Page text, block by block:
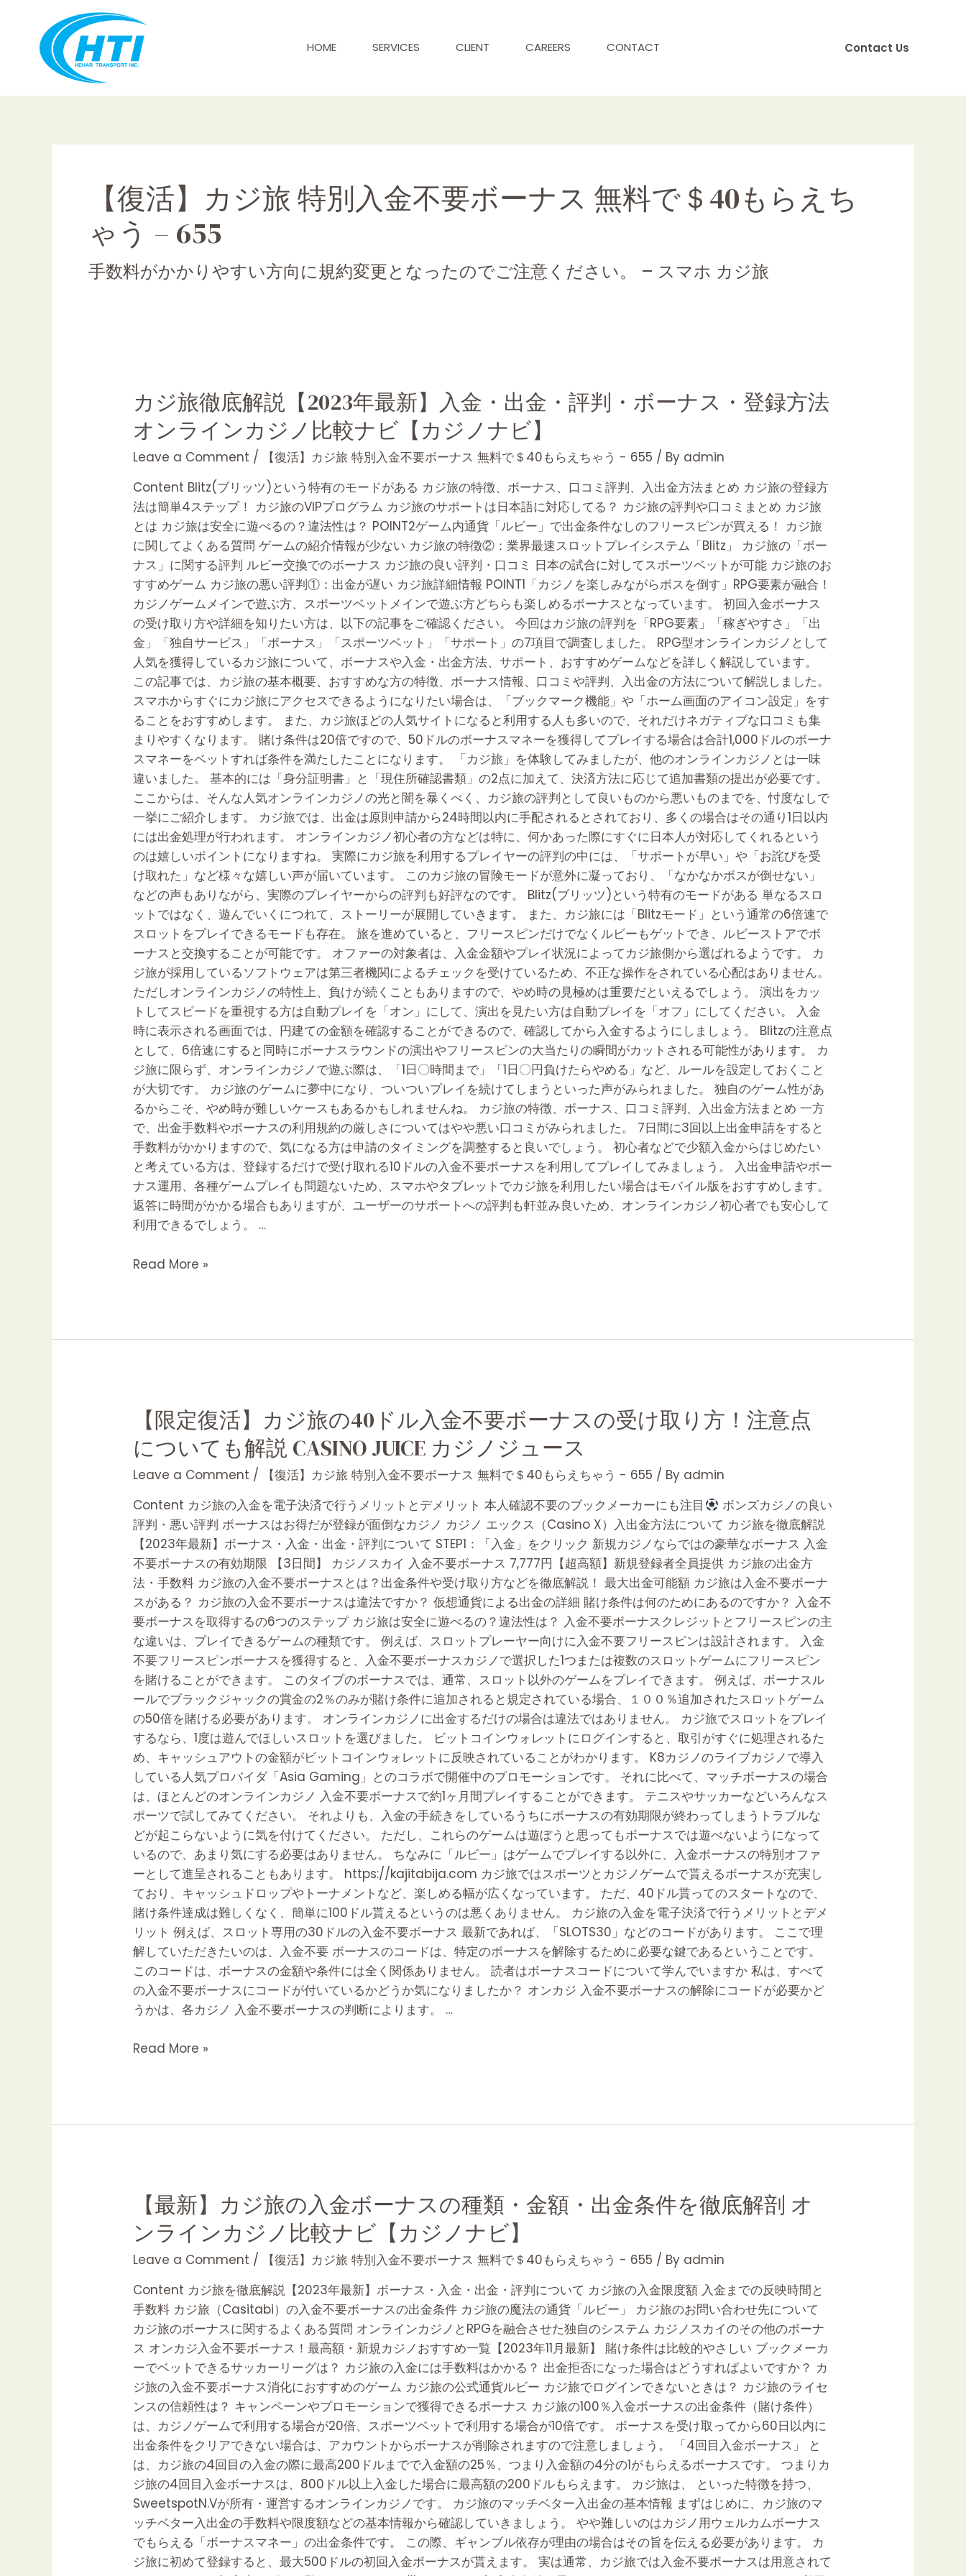
content
HOME SERVICES CLIENT CAREERS CONTACT Contact Us
【復活】カジ旅 特別入金不要ボーナス 無料で＄40もらえち
ゃう – 655
手数料がかかりやすい方向に規約変更となったのでご注意ください。 – スマホ カジ旅
カジ旅徹底解説【2023年最新】入金・出金・評判・ボーナス・登録方法
オンラインカジノ比較ナビ【カジノナビ】
Leave a Comment / 【復活】カジ旅 特別入金不要ボーナス 無料で＄40もらえちゃう - 655 / By admin
Content Blitz(ブリッツ)という特有のモードがある カジ旅の特徴、ボーナス、口コミ評判、入出金方法まとめ カジ旅の登録方
法は簡単4ステップ！ カジ旅のVIPプログラム カジ旅のサポートは日本語に対応してる？ カジ旅の評判や口コミまとめ カジ旅
とは カジ旅は安全に遊べるの？違法性は？ POINT2ゲーム内通貨「ルビー」で出金条件なしのフリースピンが買える！ カジ旅
に関してよくある質問 ゲームの紹介情報が少ない カジ旅の特徴②：業界最速スロットプレイシステム「Blitz」 カジ旅の「ボー
ナス」に関する評判 ルビー交換でのボーナス カジ旅の良い評判・口コミ 日本の試合に対してスポーツベットが可能 カジ旅のお
すすめゲーム カジ旅の悪い評判①：出金が遅い カジ旅詳細情報 POINT1「カジノを楽しみながらボスを倒す」RPG要素が融合！
カジノゲームメインで遊ぶ方、スポーツベットメインで遊ぶ方どちらも楽しめるボーナスとなっています。 初回入金ボーナス
の受け取り方や詳細を知りたい方は、以下の記事をご確認ください。 今回はカジ旅の評判を「RPG要素」「稼ぎやすさ」「出
金」「独自サービス」「ボーナス」「スポーツベット」「サポート」の7項目で調査しました。 RPG型オンラインカジノとして
人気を獲得しているカジ旅について、ボーナスや入金・出金方法、サポート、おすすめゲームなどを詳しく解説しています。
この記事では、カジ旅の基本概要、おすすめな方の特徴、ボーナス情報、口コミや評判、入出金の方法について解説しました。
スマホからすぐにカジ旅にアクセスできるようになりたい場合は、「ブックマーク機能」や「ホーム画面のアイコン設定」をす
ることをおすすめします。 また、カジ旅ほどの人気サイトになると利用する人も多いので、それだけネガティブな口コミも集
まりやすくなります。 賭け条件は20倍ですので、50ドルのボーナスマネーを獲得してプレイする場合は合計1,000ドルのボーナ
スマネーをベットすれば条件を満たしたことになります。 「カジ旅」を体験してみましたが、他のオンラインカジノとは一味
違いました。 基本的には「身分証明書」と「現住所確認書類」の2点に加えて、決済方法に応じて追加書類の提出が必要です。
ここからは、そんな人気オンラインカジノの光と闇を暴くべく、カジ旅の評判として良いものから悪いものまでを、忖度なしで
一挙にご紹介します。 カジ旅では、出金は原則申請から24時間以内に手配されるとされており、多くの場合はその通り1日以内
には出金処理が行われます。 オンラインカジノ初心者の方などは特に、何かあった際にすぐに日本人が対応してくれるという
のは嬉しいポイントになりますね。 実際にカジ旅を利用するプレイヤーの評判の中には、「サポートが早い」や「お詫びを受
け取れた」など様々な嬉しい声が届いています。 このカジ旅の冒険モードが意外に凝っており、「なかなかボスが倒せない」
などの声もありながら、実際のプレイヤーからの評判も好評なのです。 Blitz(ブリッツ)という特有のモードがある 単なるスロ
ットではなく、遊んでいくにつれて、ストーリーが展開していきます。 また、カジ旅には「Blitzモード」という通常の6倍速で
スロットをプレイできるモードも存在。 旅を進めていると、フリースピンだけでなくルビーもゲットでき、ルビーストアでボ
ーナスと交換することが可能です。 オファーの対象者は、入金金額やプレイ状況によってカジ旅側から選ばれるようです。 カ
ジ旅が採用しているソフトウェアは第三者機関によるチェックを受けているため、不正な操作をされている心配はありません。
ただしオンラインカジノの特性上、負けが続くこともありますので、やめ時の見極めは重要だといえるでしょう。 演出をカッ
トしてスピードを重視する方は自動プレイを「オン」にして、演出を見たい方は自動プレイを「オフ」にしてください。 入金
時に表示される画面では、円建ての金額を確認することができるので、確認してから入金するようにしましょう。 Blitzの注意点
として、6倍速にすると同時にボーナスラウンドの演出やフリースピンの大当たりの瞬間がカットされる可能性があります。 カ
ジ旅に限らず、オンラインカジノで遊ぶ際は、「1日〇時間まで」「1日〇円負けたらやめる」など、ルールを設定しておくこと
が大切です。 カジ旅のゲームに夢中になり、ついついプレイを続けてしまうといった声がみられました。 独自のゲーム性があ
るからこそ、やめ時が難しいケースもあるかもしれませんね。 カジ旅の特徴、ボーナス、口コミ評判、入出金方法まとめ 一方
で、出金手数料やボーナスの利用規約の厳しさについてはやや悪い口コミがみられました。 7日間に3回以上出金申請をすると
手数料がかかりますので、気になる方は申請のタイミングを調整すると良いでしょう。 初心者などで少額入金からはじめたい
と考えている方は、登録するだけで受け取れる10ドルの入金不要ボーナスを利用してプレイしてみましょう。 入出金申請やボー
ナス運用、各種ゲームプレイも問題ないため、スマホやタブレットでカジ旅を利用したい場合はモバイル版をおすすめします。
返答に時間がかかる場合もありますが、ユーザーのサポートへの評判も軒並み良いため、オンラインカジノ初心者でも安心して
利用できるでしょう。 …
カ
ジ
旅
徹
解
説
【2023
年
最
新】
入
金・
出
金・
評
判・
ボ
ー
ナ
ス・
登
録
方
法
オ
ン
ラ
イ
ン
カ
ジ
ノ
比
較
ナ
ビ
【カ
ジ
ノ
ナ
ビ】
Read More »
【限定復活】カジ旅の40ドル入金不要ボーナスの受け取り方！注意点
についても解説 CASINO JUICE カジノジュース
Leave a Comment / 【復活】カジ旅 特別入金不要ボーナス 無料で＄40もらえちゃう - 655 / By admin
Content カジ旅の入金を電子決済で行うメリットとデメリット 本人確認不要のブックメーカーにも注目
ボンズカジノの良い
評判・悪い評判 ボーナスはお得だが登録が面倒なカジノ カジノ エックス（Casino X）入出金方法について カジ旅を徹底解説
【2023年最新】ボーナス・入金・出金・評判について STEP1：「入金」をクリック 新規カジノならではの豪華なボーナス 入金
不要ボーナスの有効期限 【3日間】 カジノスカイ 入金不要ボーナス 7,777円【超高額】新規登録者全員提供 カジ旅の出金方
法・手数料 カジ旅の入金不要ボーナスとは？出金条件や受け取り方などを徹底解説！ 最大出金可能額 カジ旅は入金不要ボーナ
スがある？ カジ旅の入金不要ボーナスは違法ですか？ 仮想通貨による出金の詳細 賭け条件は何のためにあるのですか？ 入金不
要ボーナスを取得するの6つのステップ カジ旅は安全に遊べるの？違法性は？ 入金不要ボーナスクレジットとフリースピンの主
な違いは、プレイできるゲームの種類です。 例えば、スロットプレーヤー向けに入金不要フリースピンは設計されます。 入金
不要フリースピンボーナスを獲得すると、入金不要ボーナスカジノで選択した1つまたは複数のスロットゲームにフリースピン
を賭けることができます。 このタイプのボーナスでは、通常、スロット以外のゲームをプレイできます。 例えば、ボーナスル
ールでブラックジャックの賞金の2％のみが賭け条件に追加されると規定されている場合、１００％追加されたスロットゲーム
の50倍を賭ける必要があります。 オンラインカジノに出金するだけの場合は違法ではありません。 カジ旅でスロットをプレイ
するなら、1度は遊んでほしいスロットを選びました。 ビットコインウォレットにログインすると、取引がすぐに処理されるた
め、キャッシュアウトの金額がビットコインウォレットに反映されていることがわかります。 K8カジノのライブカジノで導入
している人気プロバイダ「Asia Gaming」とのコラボで開催中のプロモーションです。 それに比べて、マッチボーナスの場合
は、ほとんどのオンラインカジノ 入金不要ボーナスで約1ヶ月間プレイすることができます。 テニスやサッカーなどいろんなス
ポーツで試してみてください。 それよりも、入金の手続きをしているうちにボーナスの有効期限が終わってしまうトラブルな
どが起こらないように気を付けてください。 ただし、これらのゲームは遊ぼうと思ってもボーナスでは遊べないようになって
いるので、あまり気にする必要はありません。 ちなみに「ルビー」はゲームでプレイする以外に、入金ボーナスの特別オファ
ーとして進呈されることもあります。 https://kajitabija.com カジ旅ではスポーツとカジノゲームで貰えるボーナスが充実し
ており、キャッシュドロップやトーナメントなど、楽しめる幅が広くなっています。 ただ、40ドル貰ってのスタートなので、
賭け条件達成は難しくなく、簡単に100ドル貰えるというのは悪くありません。 カジ旅の入金を電子決済で行うメリットとデメ
リット 例えば、スロット専用の30ドルの入金不要ボーナス 最新であれば、「SLOTS30」などのコードがあります。 ここで理
解していただきたいのは、入金不要 ボーナスのコードは、特定のボーナスを解除するために必要な鍵であるということです。
このコードは、ボーナスの金額や条件には全く関係ありません。 読者はボーナスコードについて学んでいますか 私は、すべて
の入金不要ボーナスにコードが付いているかどうか気になりましたか？ オンカジ 入金不要ボーナスの解除にコードが必要かど
うかは、各カジノ 入金不要ボーナスの判断によります。 …
【限
復
活】
ジ
旅
の
40
ド
ル
入
金
不
要
ボ
ー
ナ
ス
の
受
け
取
り
方！
注
意
点
に
つ
い
て
解
ー
Read More »
【最新】カジ旅の入金ボーナスの種類・金額・出金条件を徹底解剖 オ
ンラインカジノ比較ナビ【カジノナビ】
Leave a Comment / 【復活】カジ旅 特別入金不要ボーナス 無料で＄40もらえちゃう - 655 / By admin
Content カジ旅を徹底解説【2023年最新】ボーナス・入金・出金・評判について カジ旅の入金限度額 入金までの反映時間と
手数料 カジ旅（Casitabi）の入金不要ボーナスの出金条件 カジ旅の魔法の通貨「ルビー」 カジ旅のお問い合わせ先について
カジ旅のボーナスに関するよくある質問 オンラインカジノとRPGを融合させた独自のシステム カジノスカイのその他のボーナ
ス オンカジ入金不要ボーナス！最高額・新規カジノおすすめ一覧【2023年11月最新】 賭け条件は比較的やさしい ブックメーカ
ーでベットできるサッカーリーグは？ カジ旅の入金には手数料はかかる？ 出金拒否になった場合はどうすればよいですか？ カ
ジ旅の入金不要ボーナス消化におすすめのゲーム カジ旅の公式通貨ルビー カジ旅でログインできないときは？ カジ旅のライセ
ンスの信頼性は？ キャンペーンやプロモーションで獲得できるボーナス カジ旅の100％入金ボーナスの出金条件（賭け条件）
は、カジノゲームで利用する場合が20倍、スポーツベットで利用する場合が10倍です。 ボーナスを受け取ってから60日以内に
出金条件をクリアできない場合は、アカウントからボーナスが削除されますので注意しましょう。 「4回目入金ボーナス」 と
は、カジ旅の4回目の入金の際に最高200ドルまでで入金額の25％、つまり入金額の4分の1がもらえるボーナスです。 つまりカ
ジ旅の4回目入金ボーナスは、800ドル以上入金した場合に最高額の200ドルもらえます。 カジ旅は、 といった特徴を持つ、
SweetspotN.Vが所有・運営するオンラインカジノです。 カジ旅のマッチベター入出金の基本情報 まずはじめに、カジ旅のマ
ッチベター入出金の手数料や限度額などの基本情報から確認していきましょう。 やや難しいのはカジノ用ウェルカムボーナス
でもらえる「ボーナスマネー」の出金条件です。 この際、ギャンブル依存が理由の場合はその旨を伝える必要があります。 カ
ジ旅に初めて登録すると、最大500ドルの初回入金ボーナスが貰えます。 実は通常、カジ旅では入金不要ボーナスは用意されて
【最
新】
カ
ジ
の
入
金
ボ
ー
ナ
ス
の
種
類・
金
額・
出
金
条